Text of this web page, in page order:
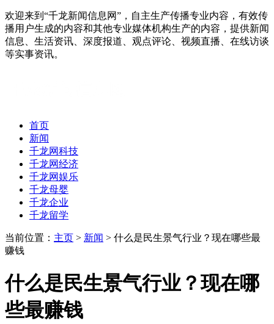
欢迎来到“千龙新闻信息网”，自主生产传播专业内容，有效传
播用户生成的内容和其他专业媒体机构生产的内容，提供新闻
信息、生活资讯、深度报道、观点评论、视频直播、在线访谈
等实事资讯。
首页
新闻
千龙网科技
千龙网经济
千龙网娱乐
千龙母婴
千龙企业
千龙留学
当前位置： 主页 > 新闻 > 什么是民生景气行业？现在哪些最
赚钱
什么是民生景气行业？现在哪
些最赚钱